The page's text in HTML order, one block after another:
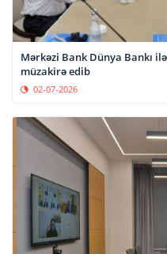
Mərkəzi Bank Dünya Bankı
müzakirə edib
02-07-2026